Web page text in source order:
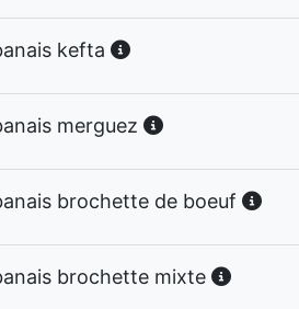
kefta
merguez
brochette de boeuf
brochette mixte